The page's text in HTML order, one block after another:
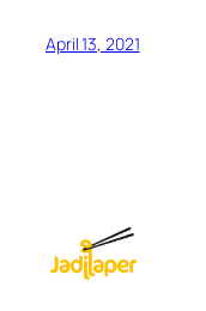
April 13, 2021